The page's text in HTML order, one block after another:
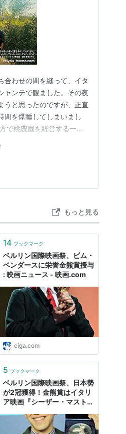
合わせの間を縫って、イタ
ャンテで観ました。その夜
うと思ったのですが、正直
間を爆睡してしまいまし
で桃農園を経営する一家
に、こんにちは』などの
・…
もっと見る
14 ブックマーク
ベルリン国際映画祭、ビム・
ベンダースに栄誉金熊賞授与
: 映画ニュース - 映画.com
eiga.com
5 ブックマーク
ベルリン国際映画祭、日本勢
が2冠獲得！金熊賞はイタリ
ア映画『シーザー・マスト・
｜シネマトゥデイ